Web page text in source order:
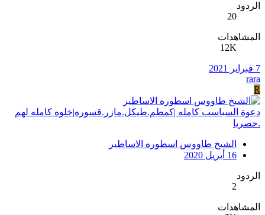
الردود
20
المشاهدات
12K
7 فبراير 2021
rara
R
دعوة السباسب كامله |كمطم.طيكل.مازر.قسوره|خلوه كامله لهم
.حصريا
الشيخ طاووس اسطوره الاساطير
16 أبريل 2020
الردود
2
المشاهدات